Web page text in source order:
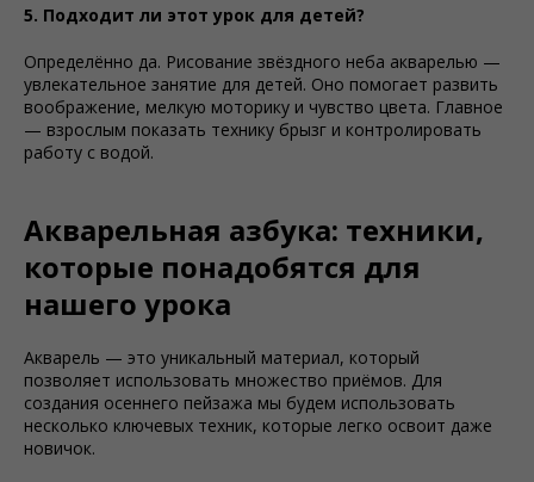
5. Подходит ли этот урок для детей?
Определённо да. Рисование звёздного неба акварелью —
увлекательное занятие для детей. Оно помогает развить
воображение, мелкую моторику и чувство цвета. Главное
— взрослым показать технику брызг и контролировать
работу с водой.
Акварельная азбука: техники,
которые понадобятся для
нашего урока
Акварель — это уникальный материал, который
позволяет использовать множество приёмов. Для
создания осеннего пейзажа мы будем использовать
несколько ключевых техник, которые легко освоит даже
новичок.